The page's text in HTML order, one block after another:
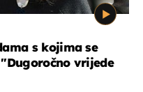
s kojima se
vrijede